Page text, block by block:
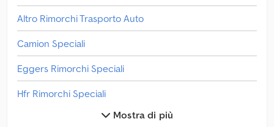
venditore non è responsabile di eventuali errori o
dell'obsolescenza dell'annuncio.
Altro Rimorchi Trasporto Auto
Camion Speciali
Eggers Rimorchi Speciali
Hfr Rimorchi Speciali
Hrd Rimorchi Speciali Mostra di più